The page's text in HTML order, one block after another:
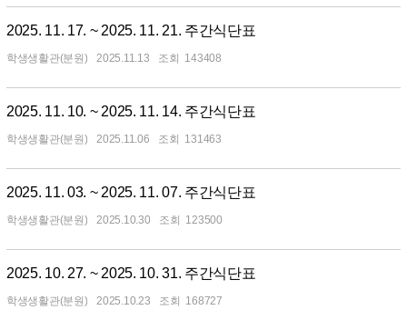
2025. 11. 17. ~ 2025. 11. 21. 주간식단표
학생생활관(분원) 2025.11.13 143408
2025. 11. 10. ~ 2025. 11. 14. 주간식단표
학생생활관(분원) 2025.11.06 131463
2025. 11. 03. ~ 2025. 11. 07. 주간식단표
학생생활관(분원) 2025.10.30 123500
2025. 10. 27. ~ 2025. 10. 31. 주간식단표
학생생활관(분원) 2025.10.23 168727